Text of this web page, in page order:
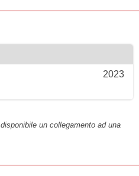
2023
un collegamento ad una